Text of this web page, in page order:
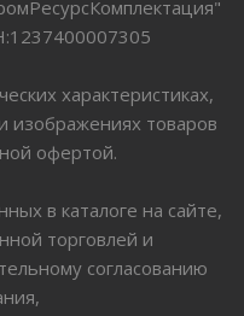
характеристиках,
изображениях товаров
офертой.
в каталоге на сайте,
торговлей и
согласованию